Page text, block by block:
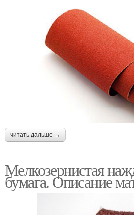
читать дальше →
Мелкозернистая
бумага. Описание